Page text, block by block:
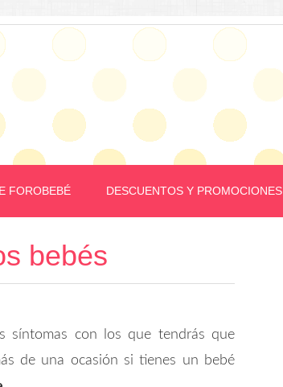
FOROBEBÉ DESCUENTOS Y PROMOCIONES
bebés
síntomas con los que tendrás que
de una ocasión si tienes un bebé